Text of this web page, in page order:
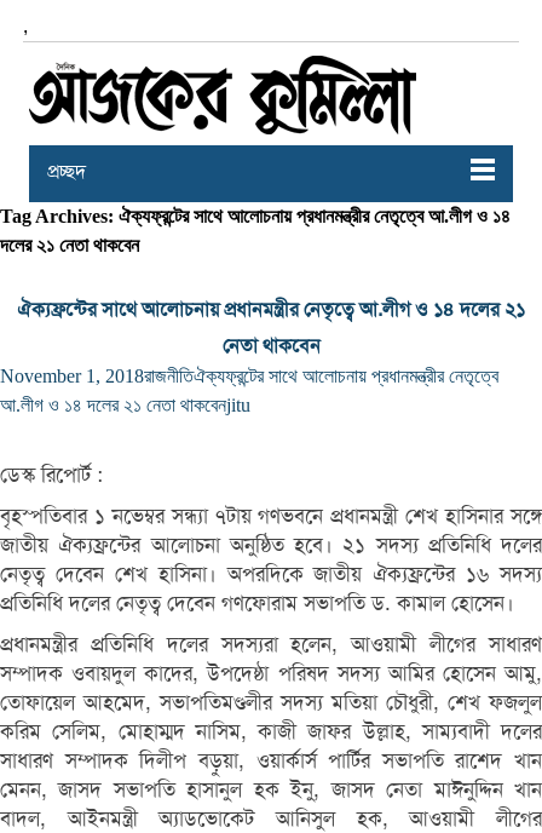
,
প্রচ্ছদ
Tag Archives: ঐক্যফ্রন্টের সাথে আলোচনায় প্রধানমন্ত্রীর নেতৃত্বে আ.লীগ ও ১৪
দলের ২১ নেতা থাকবেন
ঐক্যফ্রন্টের সাথে আলোচনায় প্রধানমন্ত্রীর নেতৃত্বে আ.লীগ ও ১৪ দলের ২১
নেতা থাকবেন
November 1, 2018রাজনীতিঐক্যফ্রন্টের সাথে আলোচনায় প্রধানমন্ত্রীর নেতৃত্বে
আ.লীগ ও ১৪ দলের ২১ নেতা থাকবেনjitu
ডেস্ক রিপোর্ট :
বৃহস্পতিবার ১ নভেম্বর সন্ধ্যা ৭টায় গণভবনে প্রধানমন্ত্রী শেখ হাসিনার সঙ্গে
জাতীয় ঐক্যফ্রন্টের আলোচনা অনুষ্ঠিত হবে। ২১ সদস্য প্রতিনিধি দলের
নেতৃত্ব দেবেন শেখ হাসিনা। অপরদিকে জাতীয় ঐক্যফ্রন্টের ১৬ সদস্য
প্রতিনিধি দলের নেতৃত্ব দেবেন গণফোরাম সভাপতি ড. কামাল হোসেন।
প্রধানমন্ত্রীর প্রতিনিধি দলের সদস্যরা হলেন, আওয়ামী লীগের সাধারণ
সম্পাদক ওবায়দুল কাদের, উপদেষ্ঠা পরিষদ সদস্য আমির হোসেন আমু,
তোফায়েল আহমেদ, সভাপতিমণ্ডলীর সদস্য মতিয়া চৌধুরী, শেখ ফজলুল
করিম সেলিম, মোহাম্মদ নাসিম, কাজী জাফর উল্লাহ, সাম্যবাদী দলের
সাধারণ সম্পাদক দিলীপ বড়ুয়া, ওয়ার্কার্স পার্টির সভাপতি রাশেদ খান
মেনন, জাসদ সভাপতি হাসানুল হক ইনু, জাসদ নেতা মাঈনুদ্দিন খান
বাদল, আইনমন্ত্রী অ্যাডভোকেট আনিসুল হক, আওয়ামী লীগের